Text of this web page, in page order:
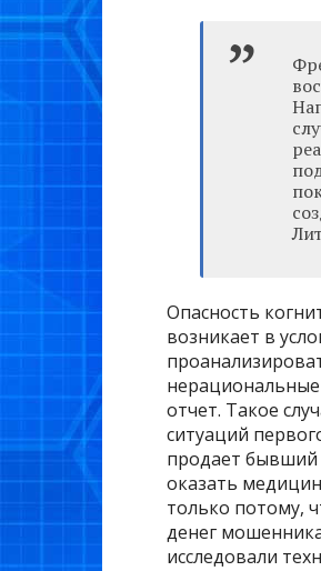
Опасность
возникает в
отчет. Такое
ситуаций
продает бывший
оказать
только потому,
денег
исследовали